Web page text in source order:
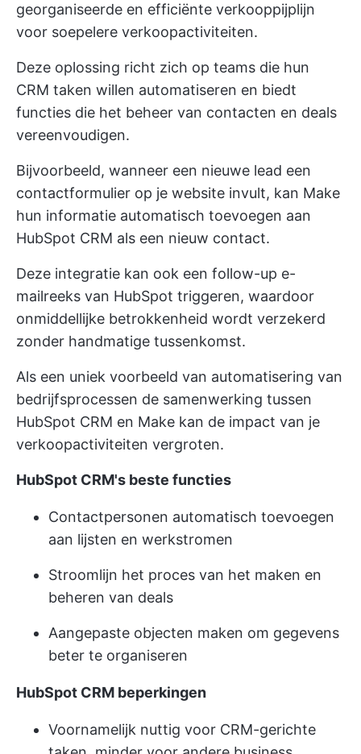
georganiseerde en efficiënte verkooppijplijn
voor soepelere verkoopactiviteiten.
Deze oplossing richt zich op teams die hun
CRM taken willen automatiseren en biedt
functies die het beheer van contacten en deals
vereenvoudigen.
Bijvoorbeeld, wanneer een nieuwe lead een
contactformulier op je website invult, kan Make
hun informatie automatisch toevoegen aan
HubSpot CRM als een nieuw contact.
Deze integratie kan ook een follow-up e-
mailreeks van HubSpot triggeren, waardoor
onmiddellijke betrokkenheid wordt verzekerd
zonder handmatige tussenkomst.
Als een uniek voorbeeld van automatisering van
bedrijfsprocessen de samenwerking tussen
HubSpot CRM en Make kan de impact van je
verkoopactiviteiten vergroten.
HubSpot CRM's beste functies
Contactpersonen automatisch toevoegen
aan lijsten en werkstromen
Stroomlijn het proces van het maken en
beheren van deals
Aangepaste objecten maken om gegevens
beter te organiseren
HubSpot CRM beperkingen
Voornamelijk nuttig voor CRM-gerichte